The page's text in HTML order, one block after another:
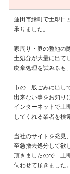
蓮田市緑町で土即日
承りました。
家周り・庭の整地の
土処分が大量に出て
廃棄処理を試みるも、
市の一般ごみに出し
出来ない事をお知り
インターネットで土
してくれる業者を検
当社のサイトを発見
至急撤去処分して欲
頂きましたので、土
伺わせて頂きました。